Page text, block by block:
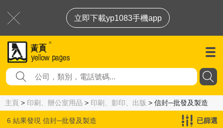
立即下載yp1083手機app
主頁 > 印刷、辦公室用品 > 印刷、影印、出版 > 信封─批發及製造
6 結果發現 信封─批發及製造 已篩選